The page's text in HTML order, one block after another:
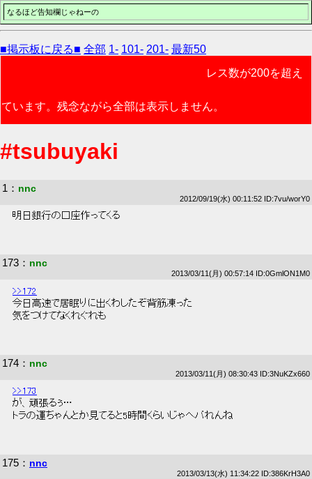
なるほど告知欄じゃねーの
■掲示板に戻る■ 全部 1- 101- 201- 最新50
レス数が200を超え
ています。残念ながら全部は表示しません。
#tsubuyaki
1 ： nnc
2012/09/19(水) 00:11:52 ID:7vu/worY0
明日銀行の口座作ってくる
173 ： nnc
2013/03/11(月) 00:57:14 ID:0GmlON1M0
>>172
今日高速で居眠りに出くわしたぞ背筋凍った
気をつけてなくれぐれも
174 ： nnc
2013/03/11(月) 08:30:43 ID:3NuKZx660
>>173
が、頑張るぅ…
トラの運ちゃんとか見てると5時間くらいじゃヘバれんね
175 ： nnc
2013/03/13(水) 11:34:22 ID:386KrH3A0